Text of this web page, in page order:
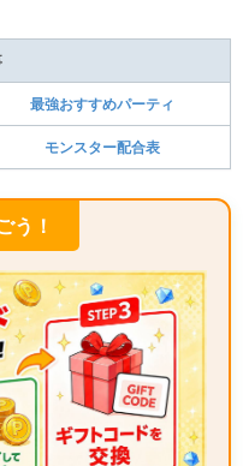
最強おすすめパーティ
モンスター配合表
う！